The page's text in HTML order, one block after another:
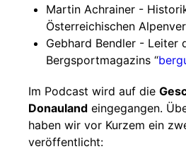
Martin Achrainer -
Österreichischen
Gebhard Bendler - Leiter
Bergsportmagazins “
Im Podcast wird auf die
Donauland eingegangen.
haben wir vor Kurzem ein
veröffentlicht: